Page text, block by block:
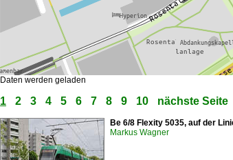
Daten werden geladen
1 2 3 4 5 6 7 8 9 10 nächste Seite
Be 6/8 Flexity 5035, auf der
Markus Wagner